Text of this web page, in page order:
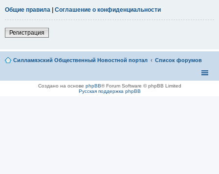
Общие правила | Соглашение о конфиденциальности
Регистрация
Силламяэский Общественный Новостной портал Список форумов
Создано на основе phpBB® Forum Software © phpBB Limited
Русская поддержка phpBB